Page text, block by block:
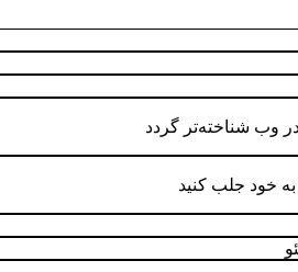
وب شناخته‌تر گردد
خود جلب کنید